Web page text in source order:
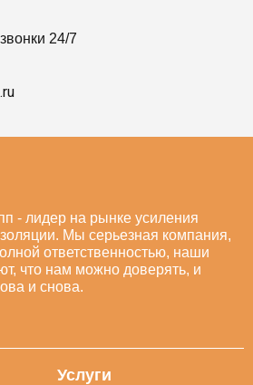
24/7
- лидер на рынке усиления
Мы серьезная компания,
ответственностью, наши
что нам можно доверять, и
и снова.
Услуги